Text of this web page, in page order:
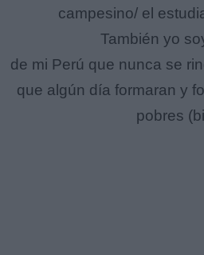
campesino/ el
También yo
de mi Perú que nunca se
que algún día formaran y
pobres